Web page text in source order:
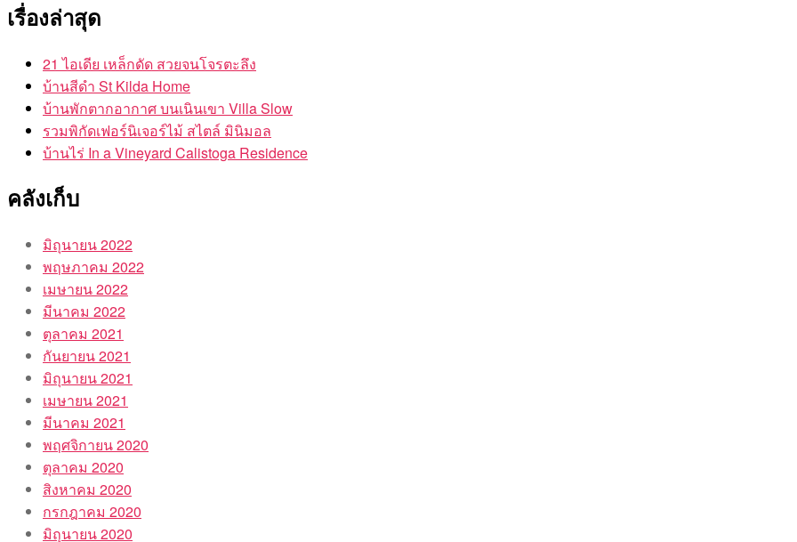
เรื่องล่าสุด
21 ไอเดีย เหล็กดัด สวยจนโจรตะลึง
บ้านสีดำ St Kilda Home
บ้านพักตากอากาศ บนเนินเขา Villa Slow
รวมพิกัดเฟอร์นิเจอร์ไม้ สไตล์ มินิมอล
บ้านไร่ In a Vineyard Calistoga Residence
คลังเก็บ
มิถุนายน 2022
พฤษภาคม 2022
เมษายน 2022
มีนาคม 2022
ตุลาคม 2021
กันยายน 2021
มิถุนายน 2021
เมษายน 2021
มีนาคม 2021
พฤศจิกายน 2020
ตุลาคม 2020
สิงหาคม 2020
กรกฎาคม 2020
มิถุนายน 2020